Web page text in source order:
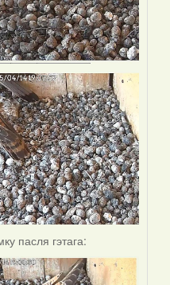
пасля гэтага: